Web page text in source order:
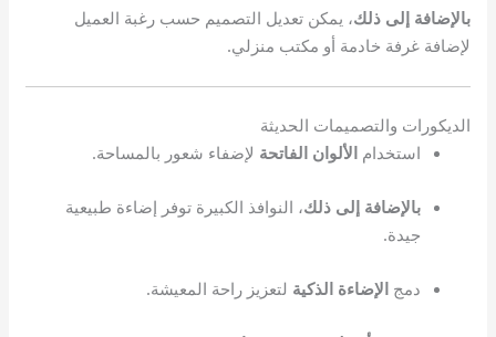
بالإضافة إلى ذلك، يمكن تعديل التصميم حسب رغبة العميل
لإضافة غرفة خادمة أو مكتب منزلي.
الديكورات والتصميمات الحديثة
استخدامالألوان الفاتحة لإضفاء شعور بالمساحة.
بالإضافة إلى ذلك، النوافذ الكبيرة توفر إضاءة طبيعية
جيدة.
دمجالإضاءة الذكية لتعزيز راحة المعيشة.